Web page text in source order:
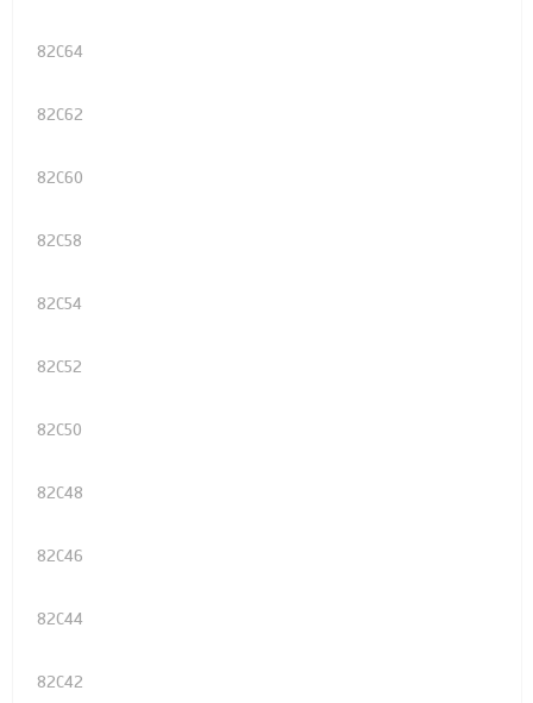
82C64
82C62
82C60
82C58
82C54
82C52
82C50
82C48
82C46
82C44
82C42